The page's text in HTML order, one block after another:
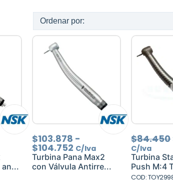
an...
$103.878 -
$104.752
Rango
de
precios:
desde
C/Iva
Turbina Pana Max2
con Válvula Antirre...
$84.450
C/Iva
Turbina
Push M:4
COD: